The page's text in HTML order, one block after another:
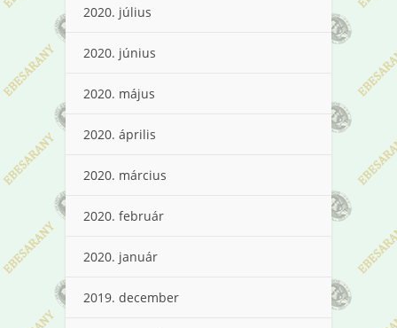
2020. július
2020. június
2020. május
2020. április
2020. március
2020. február
2020. január
2019. december